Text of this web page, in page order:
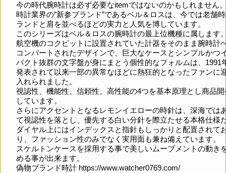
今の時代腕時計は必ず必要なitemではないのかもしれません
時計業界の”新参ブランド”であるベル＆ロスは、今では老舗
ランドと肩を並べるほどの実力と人気を博しています。
このシリーズはベル＆ロスの腕時計の最上位機種に属します
航空機のコクピットに設置されていた計器をそのまま腕時計
コンバートされたデザインで、巨大なケースとシンプルかつ
パクト抜群の文字盤が身にまとう個性的なフォルムは、1991
発表されて以来一部の異常なほどに熱狂的となったファンに
入れられました。
視認性、機能性、信頼性、高性能の4つを基本原理とし商品
しています。
さらにアクセントとなるレモンイエローの時針は、深海では
て視認性を落とし、優先する白い分針を際立たせる本格仕様
ダイヤル上にはインデックスと指針もしっかりと配置されて
り、ファッション性のみでなく実用面も兼ね備えています。
スケルトンケースを採用する事で美しいムーブメントの動き
める事が出来ます。
偽物ブランド時計 https://www.watcher0769.com/